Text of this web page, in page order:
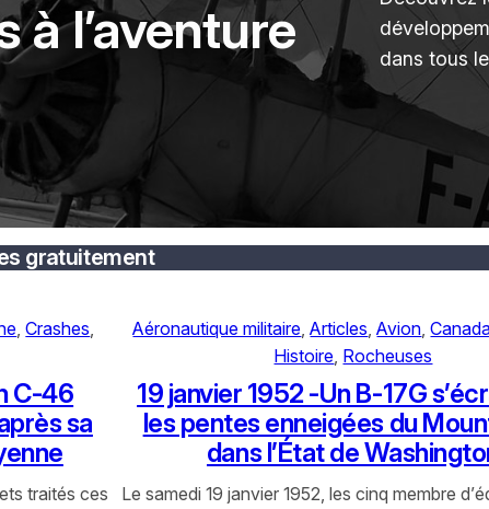
à l’aventure
dans tous
gratuitement
, Crashes
C-46
sa
traités ces
Aéronautique militaire, Articles, Avion,
Histoire, Rocheuses
19 janvier 1952 -Un B-17G
les pentes enneigées du
dans l’État de
Le samedi 19 janvier 1952, les cinq membre